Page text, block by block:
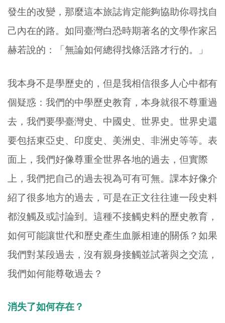
發生的改變，那麼這本旅誌肯定能夠協助你尋找自
己內在的路。如同臺灣白恐時期著名的文學作家呂
赫若說的：「無論如何總得找條活路才行的。」
我本身不是學歷史的，但是我相信很多人心中都有
個疑惑：我們的中學歷史教育，本身就很不尊重過
去，我們要學臺灣史、中國史、世界史。世界史還
要包括東亞史、印度史、美洲史、非洲史等等。表
面上，我們好像尊重全世界各地的過去，但實際
上，我們把自己的過去視為可有可無。課本好像介
紹了很多地方的過去，可是在正文往往連一段史料
都沒觸及或討論到。這種不接觸史料的歷史教育，
如何可能讓世代和歷史產生血脈相連的關係？如果
我們對某段過去，沒有親身接觸並試著與之交流，
我們如何能尊敬過去？
消失了如何存在？